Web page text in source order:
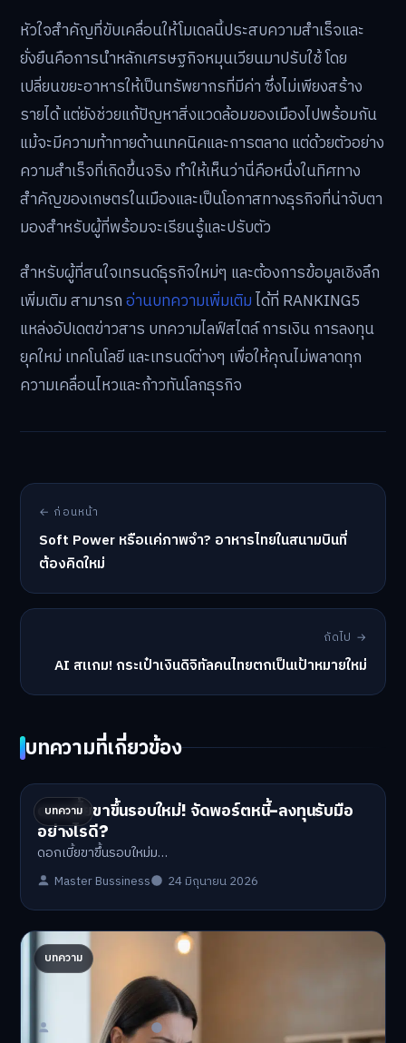
หัวใจสำคัญที่ขับเคลื่อนให้โมเดลนี้ประสบความสำเร็จและ
ยั่งยืนคือการนำหลักเศรษฐกิจหมุนเวียนมาปรับใช้ โดย
เปลี่ยนขยะอาหารให้เป็นทรัพยากรที่มีค่า ซึ่งไม่เพียงสร้าง
รายได้ แต่ยังช่วยแก้ปัญหาสิ่งแวดล้อมของเมืองไปพร้อมกัน
แม้จะมีความท้าทายด้านเทคนิคและการตลาด แต่ด้วยตัวอย่าง
ความสำเร็จที่เกิดขึ้นจริง ทำให้เห็นว่านี่คือหนึ่งในทิศทาง
สำคัญของเกษตรในเมืองและเป็นโอกาสทางธุรกิจที่น่าจับตา
มองสำหรับผู้ที่พร้อมจะเรียนรู้และปรับตัว
สำหรับผู้ที่สนใจเทรนด์ธุรกิจใหม่ๆ และต้องการข้อมูลเชิงลึก
เพิ่มเติม สามารถอ่านบทความเพิ่มเติมได้ที่ RANKING5
แหล่งอัปเดตข่าวสาร บทความไลฟ์สไตล์ การเงิน การลงทุน
ยุคใหม่ เทคโนโลยี และเทรนด์ต่างๆ เพื่อให้คุณไม่พลาดทุก
ความเคลื่อนไหวและก้าวทันโลกธุรกิจ
← ก่อนหน้า
Soft Power หรือแค่ภาพจำ? อาหารไทยในสนามบินที่
ต้องคิดใหม่
ถัดไป →
AI สแกม! กระเป๋าเงินดิจิทัลคนไทยตกเป็นเป้าหมายใหม่
บทความที่เกี่ยวข้อง
บทความ
ดอกเบี้ยขาขึ้นรอบใหม่! จัดพอร์ตหนี้-ลงทุนรับมือ
อย่างไรดี?
ดอกเบี้ยขาขึ้นรอบใหม่ม…
Master Bussiness 24 มิถุนายน 2026
บทความ
ปรับพอร์ตรับ ‘เงินดิจิทัล 2.0’ จัดสรรงบอย่างไรไม่
ให้พัง
'เงินดิจิทัล 2.0' มาแล…
Master Bussiness 23 มิถุนายน 2026